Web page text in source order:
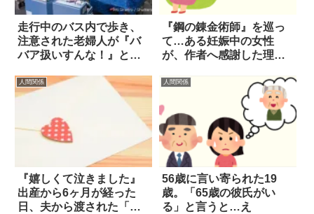
走行中のバス内で歩き、
注意された老婦人が『バ
バア扱いすんな！』と逆
『鋼の錬金術師』を巡っ
て…ある妊娠中の女性
が、作者へ感謝した理由
人間関係
『嬉しくて泣きました』
出産から6ヶ月が経った
日、夫から渡された「封
人間関係
56歳に言い寄られた19
歳。「65歳の彼氏がい
る」と言うと…え